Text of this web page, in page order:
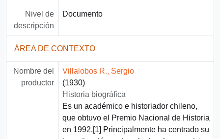
Nivel de
descripción
Documento
ÁREA DE CONTEXTO
Nombre del
productor
Villalobos R., Sergio
(1930)
Historia biográfica
Es un académico e historiador chileno,
que obtuvo el Premio Nacional de Historia
en 1992.[1]​ Principalmente ha centrado su